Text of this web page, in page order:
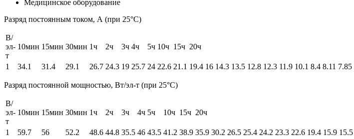
Медицинское оборудование
Разряд постоянным током, А (при 25°С)
В/
эл-
т
10мин 15мин 30мин 1ч 2ч 3ч 4ч 5ч 10ч 15ч 20ч
1 34.1 31.4 29.1 26.7 24.3 19 25.7 24 22.6 21.1 19.4 16 14.3 13.5 12.8 12.3 11.9 10.1 8.4 8.11 7.85
Разряд постоянной мощностью, Вт/эл-т (при 25°С)
В/
эл-
т
10мин 15мин 30мин 1ч 2ч 3ч 4ч 5ч 10ч 15ч 20ч
1 59.7 56 52.2 48.6 44.8 35.5 46 43.5 41.2 38.9 35.9 30.2 26.5 25.4 24.2 23.3 22.6 19.4 15.9 15.5